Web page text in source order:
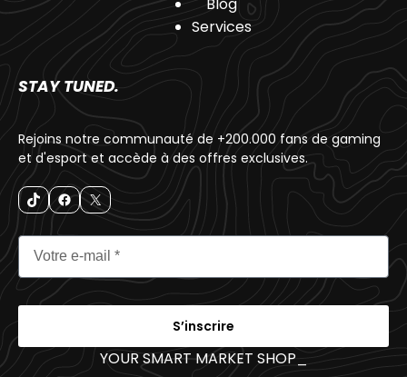
Services
STAY TUNED.
Rejoins notre communauté de +200.000 fans de gaming
et d'esport et accède à des offres exclusives.
S’inscrire
YOUR SMART MARKET SHOP _